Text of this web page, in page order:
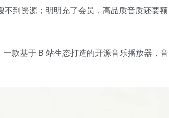
到资源；明明充了会员，高品质音质还要额
一款基于 B 站生态打造的开源音乐播放器，音